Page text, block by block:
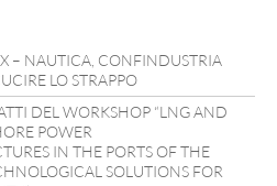
– NAUTICA, CONFINDUSTRIA
LO STRAPPO
DEL WORKSHOP “LNG AND
POWER
IN THE PORTS OF THE
SOLUTIONS FOR